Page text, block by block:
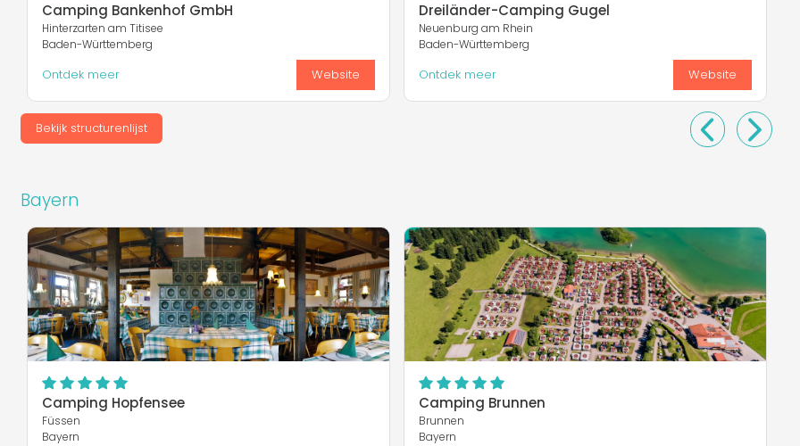
Camping Bankenhof GmbH
Hinterzarten am Titisee
Baden-Württemberg
Ontdek meer Website
Dreiländer-Camping Gugel
Neuenburg am Rhein
Baden-Württemberg
Ontdek meer Website
Bekijk structurenlijst
Bayern
Camping Hopfensee
Füssen
Bayern
Camping Brunnen
Brunnen
Bayern